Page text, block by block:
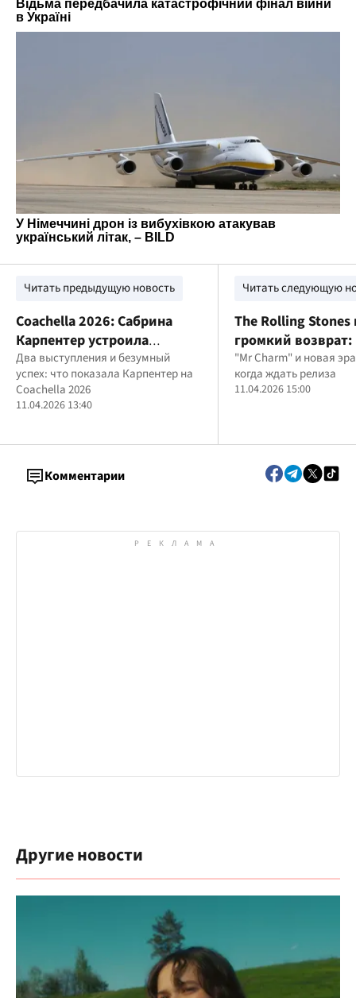
Читать предыдущую новость
Coachella 2026: Сабрина
Карпентер устроила
грандиозное шоу года
Два выступления и безумный
успех: что показала Карпентер на
Coachella 2026
11.04.2026 13:40
Читать следующую
The Rolling Stones
громкий
альбом и
"Mr Charm" и новая
когда ждать релиза
11.04.2026 15:00
Комментарии
Другие новости